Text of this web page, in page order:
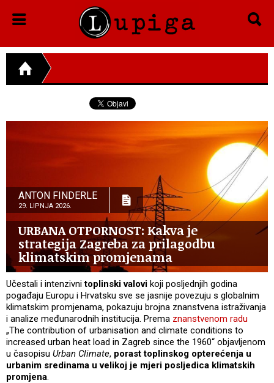
ANTON FINDERLE
29. LIPNJA 2026.
URBANA OTPORNOST: Kakva je
strategija Zagreba za prilagodbu
klimatskim promjenama
Učestali i intenzivnitoplinski valovi koji posljednjih godina
pogađaju Europu i Hrvatsku sve se jasnije povezuju s globalnim
klimatskim promjenama, pokazuju brojna znanstvena istraživanja
i analize međunarodnih institucija. Prema znanstvenom radu
„The contribution of urbanisation and climate conditions to
increased urban heat load in Zagreb since the 1960“ objavljenom
u časopisu Urban Climate, porast toplinskog opterećenja u
urbanim sredinama u velikoj je mjeri posljedica klimatskih
promjena.